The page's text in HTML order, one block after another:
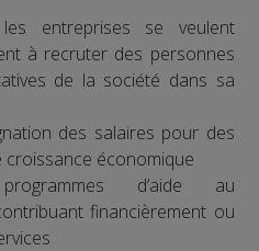
entreprises se veulent
à recruter des personnes
de la société dans sa
des salaires pour des
croissance économique
d’aide au
financièrement ou